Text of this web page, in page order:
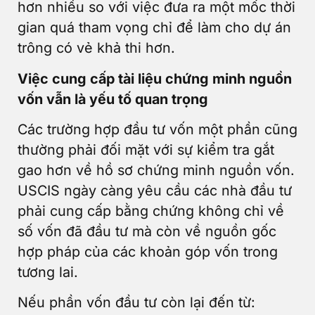
hơn nhiều so với việc đưa ra một mốc thời
gian quá tham vọng chỉ để làm cho dự án
trông có vẻ khả thi hơn.
Việc cung cấp tài liệu chứng minh nguồn
vốn vẫn là yếu tố quan trọng
Các trường hợp đầu tư vốn một phần cũng
thường phải đối mặt với sự kiểm tra gắt
gao hơn về hồ sơ chứng minh nguồn vốn.
USCIS ngày càng yêu cầu các nhà đầu tư
phải cung cấp bằng chứng không chỉ về
số vốn đã đầu tư mà còn về nguồn gốc
hợp pháp của các khoản góp vốn trong
tương lai.
Nếu phần vốn đầu tư còn lại đến từ: